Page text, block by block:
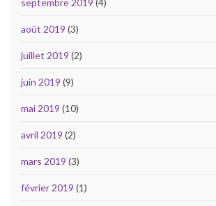
septembre 2019 (4)
août 2019 (3)
juillet 2019 (2)
juin 2019 (9)
mai 2019 (10)
avril 2019 (2)
mars 2019 (3)
février 2019 (1)